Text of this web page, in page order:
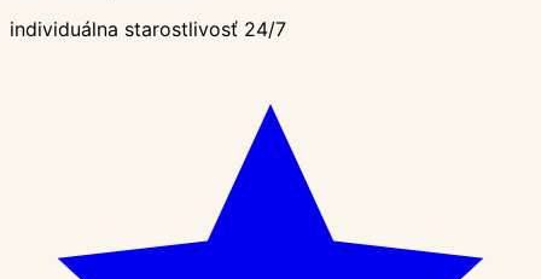
individuálna starostlivosť 24/7